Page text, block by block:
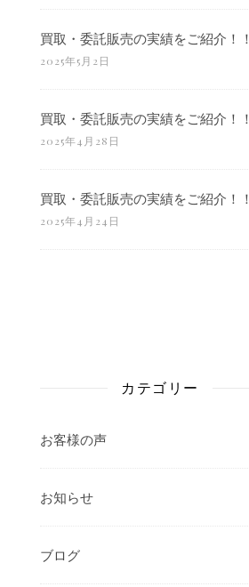
買取・委託販売の実績をご紹介！！
2025年5月2日
買取・委託販売の実績をご紹介！！
2025年4月28日
買取・委託販売の実績をご紹介！！
2025年4月24日
カテゴリー
お客様の声
お知らせ
ブログ